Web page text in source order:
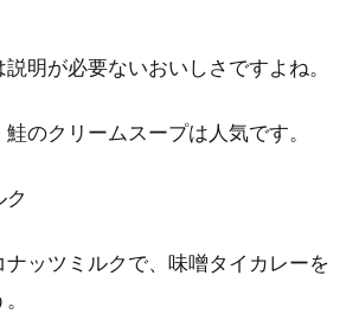
明が必要ないおいしさですよね。
のクリームスープは人気です。
ク
ナッツミルクで、味噌タイカレーを